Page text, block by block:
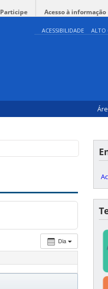
Participe Acesso à informação
ACESSIBILIDADE ALTO
Dia